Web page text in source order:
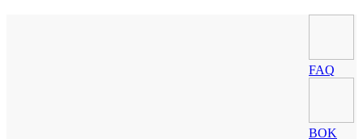
FAQ
BOK